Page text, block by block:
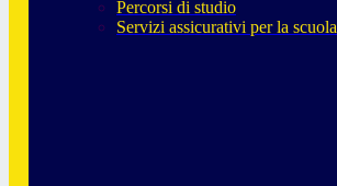
Percorsi di studio
Servizi assicurativi per la scuola